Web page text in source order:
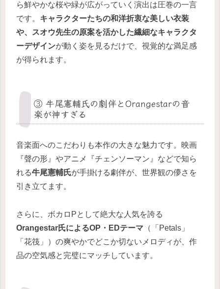
ら鮮やかな桜や緑が広がっていく演出は圧巻の一言
です。 キャラクターたちの和洋折衷な美しい衣装
や、スオウ先生の原案を活かした繊細なキャラクタ
ーデザインが動く姿を見るだけで、視覚的な満足感
が得られます。
③ 牛尾憲輔氏の劇伴とOrangestarの音
楽が神すぎる
音楽面へのこだわりも本作の大きな魅力です。映画
『聲の形』やアニメ『チェンソーマン』などで知ら
れる牛尾憲輔氏が手掛ける劇伴が、世界観の儚さを
引き立てます。
さらに、ボカロPとして絶大な人気を誇る
Orangestar氏によるOP・EDテーマ （「Petals」
「花筏」）の爽やかでどこか切ないメロディが、作
品の空気感と完璧にマッチしています。